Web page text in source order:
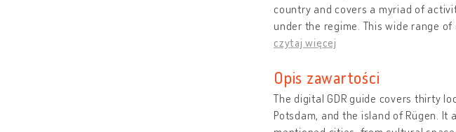
country and covers a myriad of
under the regime. This wide range
czytaj więcej
Opis zawartości
The digital GDR guide covers thirty
Potsdam, and the island of Rügen.